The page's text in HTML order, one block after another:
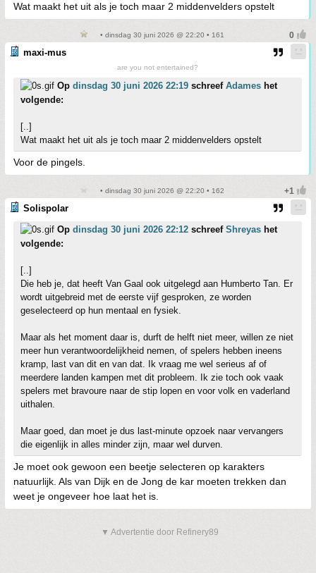
Wat maakt het uit als je toch maar 2 middenvelders opstelt
• dinsdag 30 juni 2026 @ 22:20 • 161
maxi-mus
are you not entertained?
Op dinsdag 30 juni 2026 22:19 schreef Adames het
volgende:
[..]
Wat maakt het uit als je toch maar 2 middenvelders opstelt
Voor de pingels.
• dinsdag 30 juni 2026 @ 22:20 • 162
Solispolar
Op dinsdag 30 juni 2026 22:12 schreef Shreyas het
volgende:
[..]
Die heb je, dat heeft Van Gaal ook uitgelegd aan Humberto Tan. Er
wordt uitgebreid met de eerste vijf gesproken, ze worden
geselecteerd op hun mentaal en fysiek.
Maar als het moment daar is, durft de helft niet meer, willen ze niet
meer hun verantwoordelijkheid nemen, of spelers hebben ineens
kramp, last van dit en van dat. Ik vraag me wel serieus af of
meerdere landen kampen met dit probleem. Ik zie toch ook vaak
spelers met bravoure naar de stip lopen en voor volk en vaderland
uithalen.
Maar goed, dan moet je dus last-minute opzoek naar vervangers
die eigenlijk in alles minder zijn, maar wel durven.
Je moet ook gewoon een beetje selecteren op karakters
natuurlijk. Als van Dijk en de Jong de kar moeten trekken dan
weet je ongeveer hoe laat het is.
▼ Advertentie door Refinery89